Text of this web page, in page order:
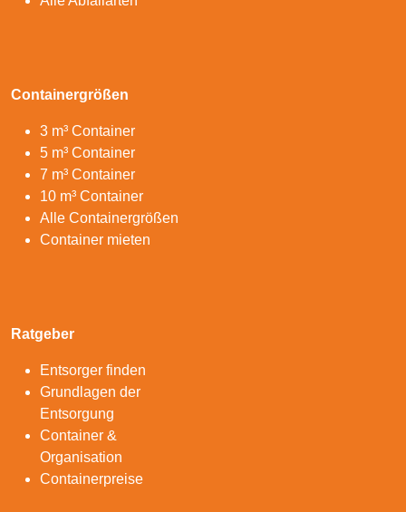
Containergrößen
3 m³ Container
5 m³ Container
7 m³ Container
10 m³ Container
Alle Containergrößen
Container mieten
Ratgeber
Entsorger finden
Grundlagen der
Entsorgung
Container &
Organisation
Containerpreise